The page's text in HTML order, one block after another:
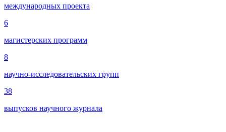
международных проекта
6
магистерских программ
8
научно-исследовательских групп
38
выпусков научного журнала